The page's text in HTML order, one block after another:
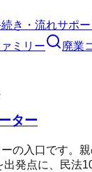
き・流れサポー
ミリー 廃業
ター
の入口です。
発点に、民法